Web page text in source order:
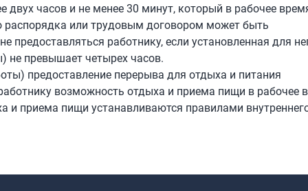
двух часов и не менее 30 минут, который в рабочее
распорядка или трудовым договором может быть
предоставляться работнику, если установленная для
не превышает четырех часов.
предоставление перерыва для отдыха и питания
возможность отдыха и приема пищи в рабочее
и приема пищи устанавливаются правилами